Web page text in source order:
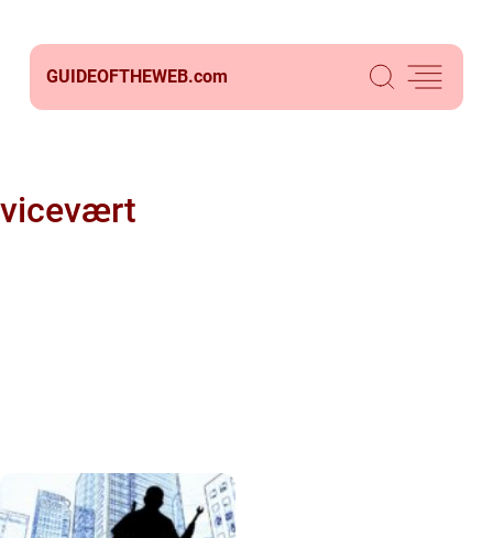
GUIDEOFTHEWEB.com
vicevært